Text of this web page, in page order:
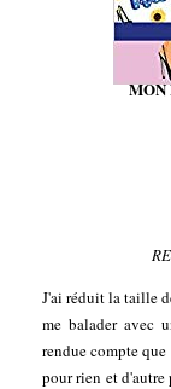
MON
J'ai réduit la taille
me balader avec
rendue compte
pour rien et d'autre